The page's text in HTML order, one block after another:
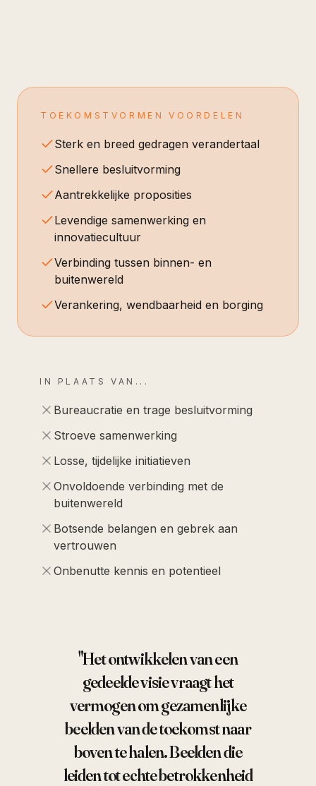
TOEKOMSTVORMEN VOORDELEN
Sterk en breed gedragen verandertaal
Snellere besluitvorming
Aantrekkelijke proposities
Levendige samenwerking en
innovatiecultuur
Verbinding tussen binnen- en
buitenwereld
Verankering, wendbaarheid en borging
IN PLAATS VAN...
Bureaucratie en trage besluitvorming
Stroeve samenwerking
Losse, tijdelijke initiatieven
Onvoldoende verbinding met de
buitenwereld
Botsende belangen en gebrek aan
vertrouwen
Onbenutte kennis en potentieel
"Het ontwikkelen van een
gedeelde visie vraagt het
vermogen om gezamenlijke
beelden van de toekomst naar
boven te halen. Beelden die
leiden tot echte betrokkenheid